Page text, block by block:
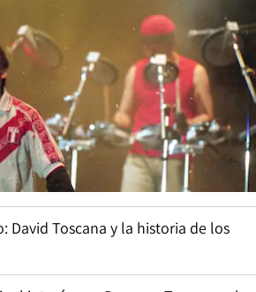
David Toscana y la historia de los